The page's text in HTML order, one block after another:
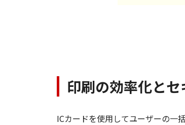
印刷の効率化と
ICカードを使用してユーザーの一